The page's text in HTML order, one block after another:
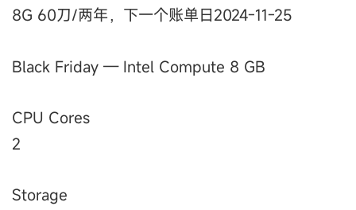
8G 60刀/两年，下一个账单日2024-11-25
Black Friday — Intel Compute 8 GB
CPU Cores
2
Storage